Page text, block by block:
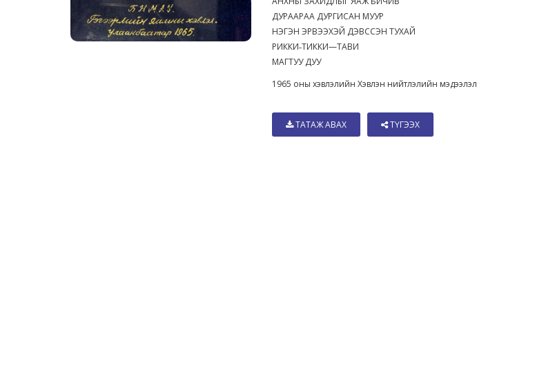
ДУРААРАА ДУРГИСАН МУУР
НЭГЭН ЭРВЭЭХЭЙ ДЭВССЭН ТУХАЙ
РИККИ˗ТИККИ—ТАВИ
МАГТУУ ДУУ
1965 оны хэвлэлийн Хэвлэн нийтлэлийн мэдээлэл
ТАТАЖ АВАХ ТҮГЭЭХ